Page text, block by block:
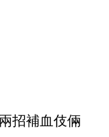
招補血伎倆